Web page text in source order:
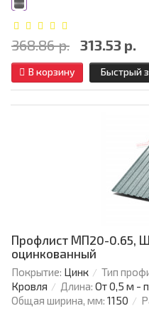
368.86 р. 313.53 р.
В корзину Быстрый
Профлист МП20-0.65,
оцинкованный
Покрытие: Цинк Тип
Кровля
Длина: От 0,5 м -
Общая ширина, мм: 1150